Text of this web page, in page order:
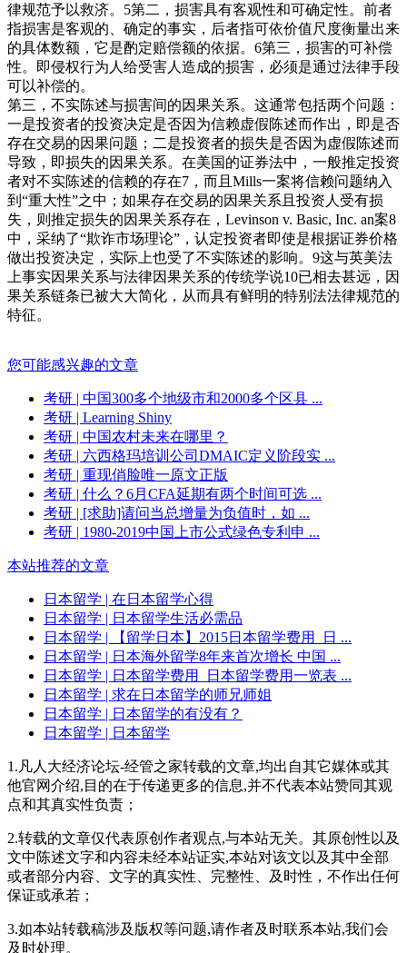
律规范予以救济。5第二，损害具有客观性和可确定性。前者
指损害是客观的、确定的事实，后者指可依价值尺度衡量出来
的具体数额，它是酌定赔偿额的依据。6第三，损害的可补偿
性。即侵权行为人给受害人造成的损害，必须是通过法律手段
可以补偿的。
第三，不实陈述与损害间的因果关系。这通常包括两个问题：
一是投资者的投资决定是否因为信赖虚假陈述而作出，即是否
存在交易的因果问题；二是投资者的损失是否因为虚假陈述而
导致，即损失的因果关系。在美国的证券法中，一般推定投资
者对不实陈述的信赖的存在7，而且Mills一案将信赖问题纳入
到“重大性”之中；如果存在交易的因果关系且投资人受有损
失，则推定损失的因果关系存在，Levinson v. Basic, Inc. an案8
中，采纳了“欺诈市场理论”，认定投资者即使是根据证券价格
做出投资决定，实际上也受了不实陈述的影响。9这与英美法
上事实因果关系与法律因果关系的传统学说10已相去甚远，因
果关系链条已被大大简化，从而具有鲜明的特别法法律规范的
特征。
您可能感兴趣的文章
考研 | 中国300多个地级市和2000多个区县 ...
考研 | Learning Shiny
考研 | 中国农村未来在哪里？
考研 | 六西格玛培训公司DMAIC定义阶段实 ...
考研 | 重现俏脸唯一原文正版
考研 | 什么？6月CFA延期有两个时间可选 ...
考研 | [求助]请问当总增量为负值时，如 ...
考研 | 1980-2019中国上市公式绿色专利申 ...
本站推荐的文章
日本留学 | 在日本留学心得
日本留学 | 日本留学生活必需品
日本留学 | 【留学日本】2015日本留学费用_日 ...
日本留学 | 日本海外留学8年来首次增长 中国 ...
日本留学 | 日本留学费用_日本留学费用一览表 ...
日本留学 | 求在日本留学的师兄师姐
日本留学 | 日本留学的有没有？
日本留学 | 日本留学
1.凡人大经济论坛-经管之家转载的文章,均出自其它媒体或其
他官网介绍,目的在于传递更多的信息,并不代表本站赞同其观
点和其真实性负责；
2.转载的文章仅代表原创作者观点,与本站无关。其原创性以及
文中陈述文字和内容未经本站证实,本站对该文以及其中全部
或者部分内容、文字的真实性、完整性、及时性，不作出任何
保证或承若；
3.如本站转载稿涉及版权等问题,请作者及时联系本站,我们会
及时处理。